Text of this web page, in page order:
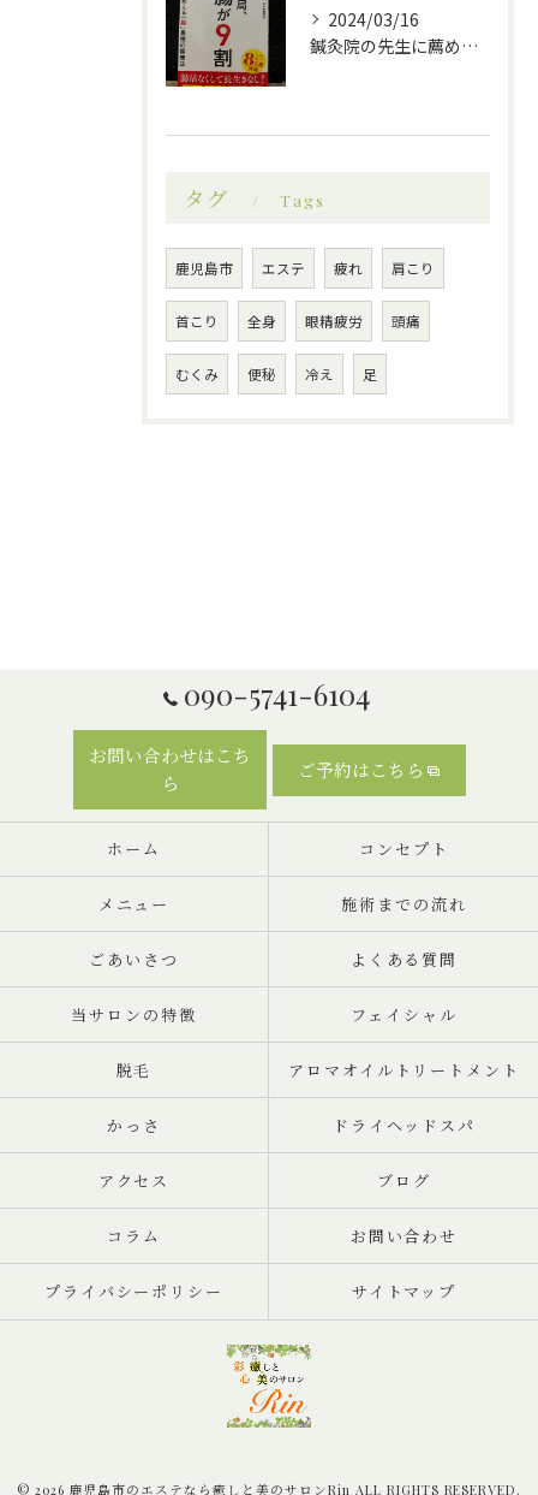
2024/03/16
鍼灸院の先生に薦められたこの本！
タグ Tags
鹿児島市 エステ 疲れ 肩こり
首こり 全身 眼精疲労 頭痛
むくみ 便秘 冷え 足
090-5741-6104
お問い合わせはこち
ら
ご予約はこちら
ホーム コンセプト
メニュー 施術までの流れ
ごあいさつ よくある質問
当サロンの特徴 フェイシャル
脱毛 アロマオイルトリートメント
かっさ ドライヘッドスパ
アクセス ブログ
コラム お問い合わせ
プライバシーポリシー サイトマップ
© 2026 鹿児島市のエステなら癒しと美のサロンRin ALL RIGHTS RESERVED.